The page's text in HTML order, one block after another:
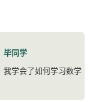
毕同学
我学会了如何学习数学